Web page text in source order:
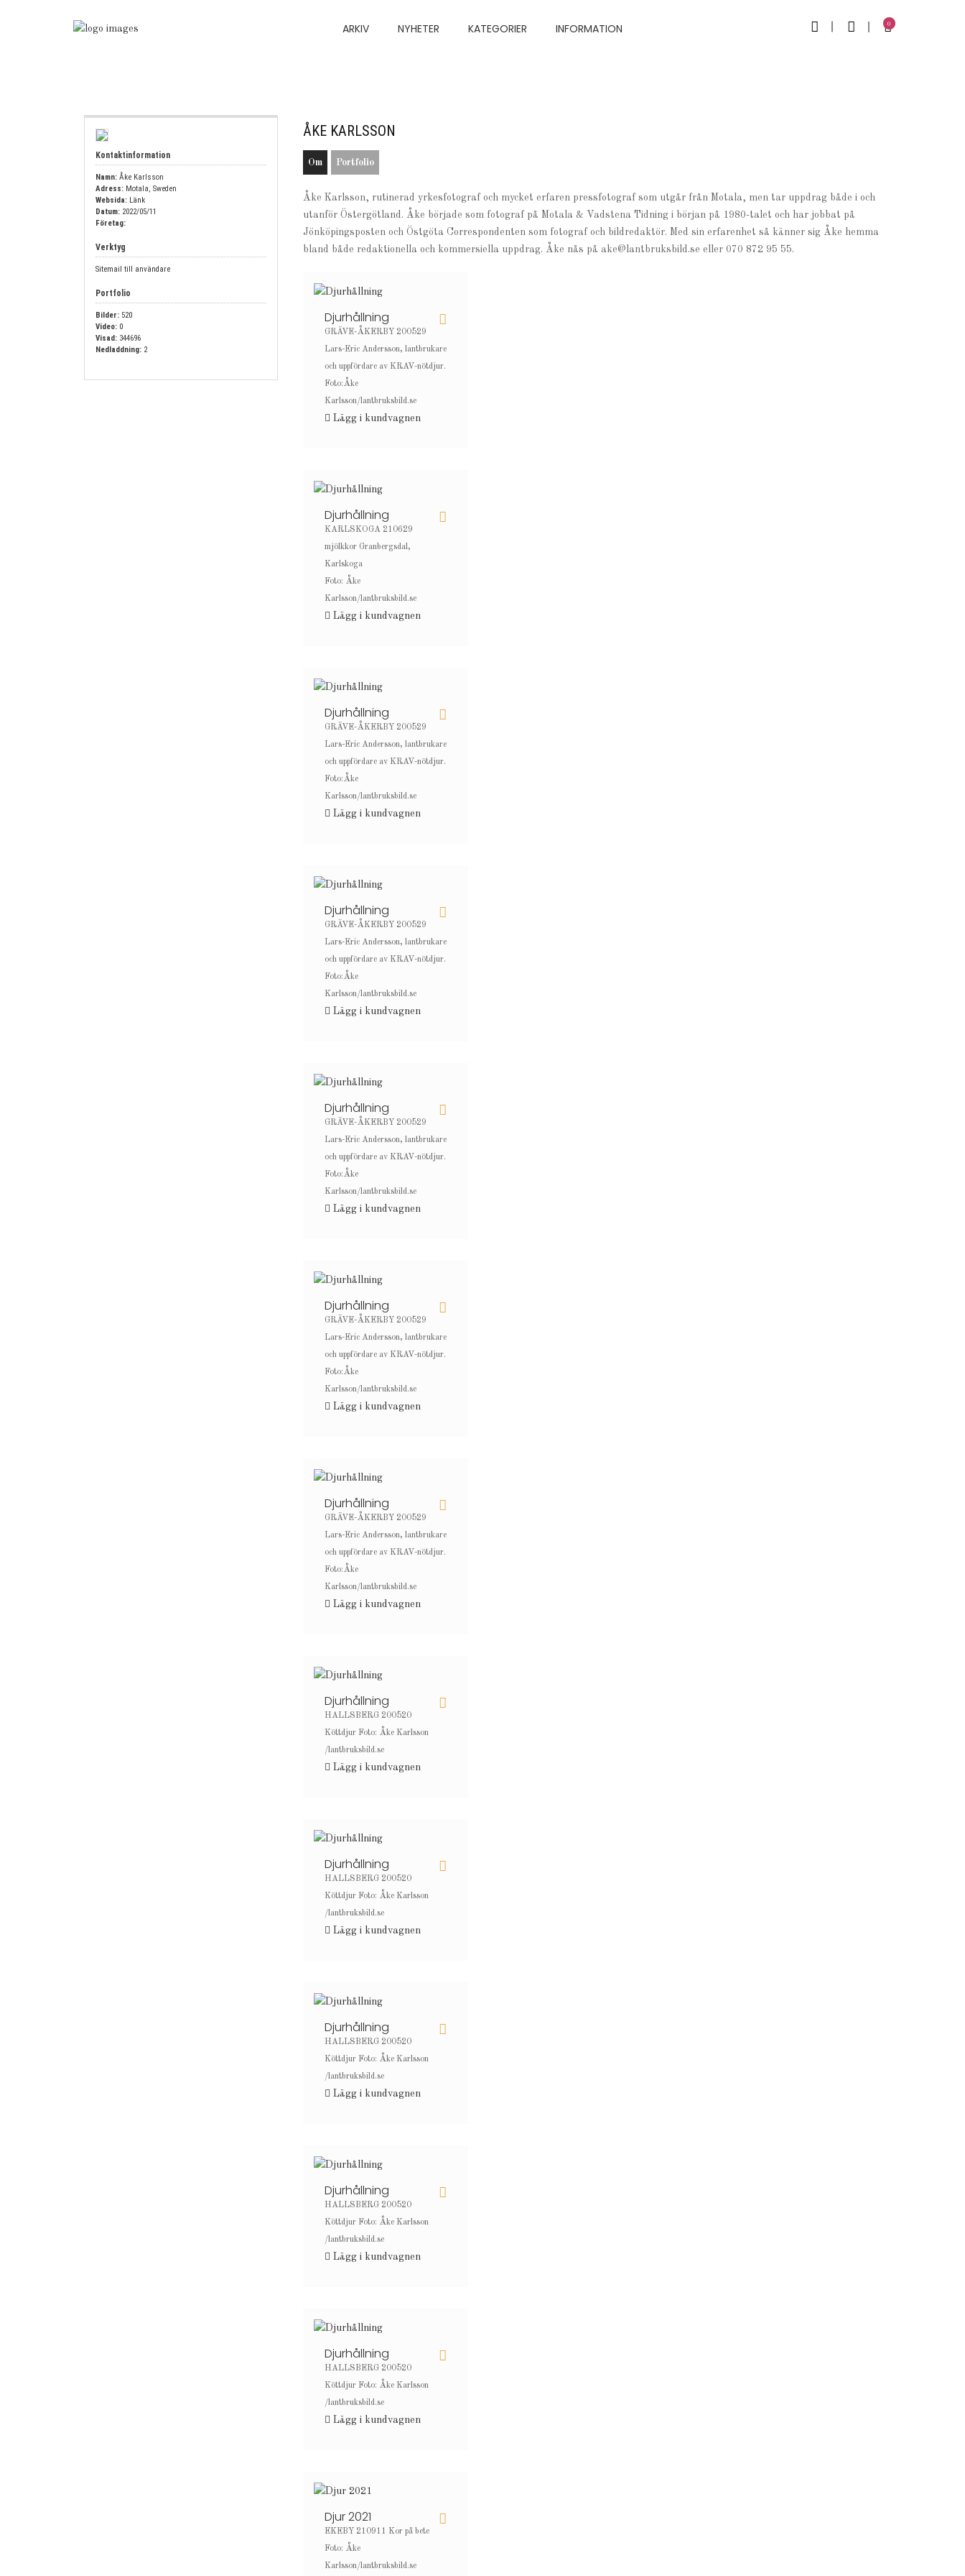
ARKIV NYHETER KATEGORIER INFORMATION 0
Kontaktinformation
Namn: Åke Karlsson
Adress: Motala, Sweden
Websida: Länk
Datum: 2022/05/11
Företag:
Verktyg
Sitemail till användare
Portfolio
Bilder: 520
Video: 0
Visad: 344696
Nedladdning: 2
ÅKE KARLSSON
Om Portfolio
Åke Karlsson, rutinerad yrkesfotograf och mycket erfaren pressfotograf som utgår från Motala, men tar uppdrag både i och
utanför Östergötland. Åke började som fotograf på Motala & Vadstena Tidning i början på 1980-talet och har jobbat på
Jönköpingsposten och Östgöta Correspondenten som fotograf och bildredaktör. Med sin erfarenhet så känner sig Åke hemma
bland både redaktionella och kommersiella uppdrag. Åke nås på ake@lantbruksbild.se eller 070 872 95 55.
Djurhållning
GRÄVE-ÅKERBY 200529
Lars-Eric Andersson, lantbrukare
och uppfördare av KRAV-nötdjur.
Foto:Åke
Karlsson/lantbruksbild.se
Lägg i kundvagnen
Djurhållning
KARLSKOGA 210629
mjölkkor Granbergsdal,
Karlskoga
Foto: Åke
Karlsson/lantbruksbild.se
Lägg i kundvagnen
Djurhållning
GRÄVE-ÅKERBY 200529
Lars-Eric Andersson, lantbrukare
och uppfördare av KRAV-nötdjur.
Foto:Åke
Karlsson/lantbruksbild.se
Lägg i kundvagnen
Djurhållning
GRÄVE-ÅKERBY 200529
Lars-Eric Andersson, lantbrukare
och uppfördare av KRAV-nötdjur.
Foto:Åke
Karlsson/lantbruksbild.se
Lägg i kundvagnen
Djurhållning
GRÄVE-ÅKERBY 200529
Lars-Eric Andersson, lantbrukare
och uppfördare av KRAV-nötdjur.
Foto:Åke
Karlsson/lantbruksbild.se
Lägg i kundvagnen
Djurhållning
GRÄVE-ÅKERBY 200529
Lars-Eric Andersson, lantbrukare
och uppfördare av KRAV-nötdjur.
Foto:Åke
Karlsson/lantbruksbild.se
Lägg i kundvagnen
Djurhållning
GRÄVE-ÅKERBY 200529
Lars-Eric Andersson, lantbrukare
och uppfördare av KRAV-nötdjur.
Foto:Åke
Karlsson/lantbruksbild.se
Lägg i kundvagnen
Djurhållning
HALLSBERG 200520
Köttdjur Foto: Åke Karlsson
/lantbruksbild.se
Lägg i kundvagnen
Djurhållning
HALLSBERG 200520
Köttdjur Foto: Åke Karlsson
/lantbruksbild.se
Lägg i kundvagnen
Djurhållning
HALLSBERG 200520
Köttdjur Foto: Åke Karlsson
/lantbruksbild.se
Lägg i kundvagnen
Djurhållning
HALLSBERG 200520
Köttdjur Foto: Åke Karlsson
/lantbruksbild.se
Lägg i kundvagnen
Djurhållning
HALLSBERG 200520
Köttdjur Foto: Åke Karlsson
/lantbruksbild.se
Lägg i kundvagnen
Djur 2021
EKEBY 210911 Kor på bete
Foto: Åke
Karlsson/lantbruksbild.se